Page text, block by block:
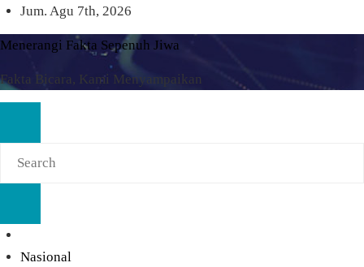
Skip
to
content
Jum. Agu 7th, 2026
Menerangi Fakta Sepenuh Jiwa
Fakta Bicara, Kami Menyampaikan
Nasional